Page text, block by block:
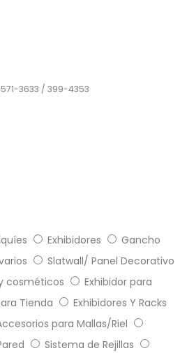
3633 / 399-4353
Exhibidores
Gancho
Slatwall/ Panel Decorativo
cosméticos
Exhibidor para
Tienda
Exhibidores Y Racks
para Mallas/Riel
Sistema de Rejillas